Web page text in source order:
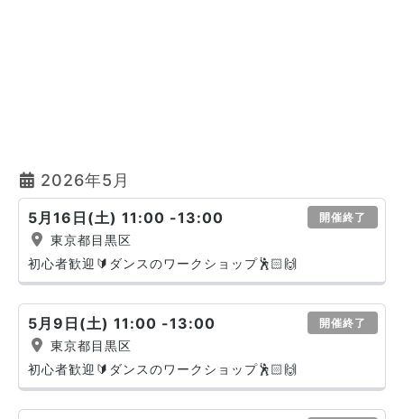
2026年5月
5月16日(土) 11:00 -13:00 開催終了
東京都目黒区
初心者歓迎🔰ダンスのワークショップ🕺🏻🙌
5月9日(土) 11:00 -13:00 開催終了
東京都目黒区
初心者歓迎🔰ダンスのワークショップ🕺🏻🙌